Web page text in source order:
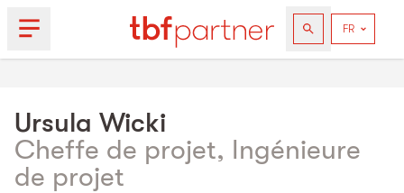
Ursula Wicki
Cheffe de projet, Ingénieure
de projet